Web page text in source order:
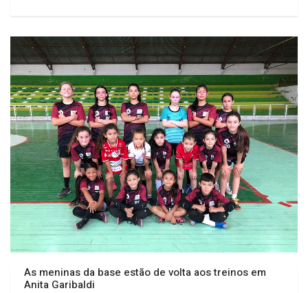
As meninas da base estão de volta aos treinos em
Anita Garibaldi